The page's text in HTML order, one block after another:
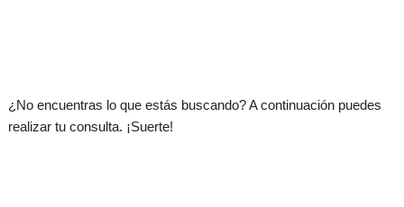
¿No encuentras lo que estás buscando? A continuación puedes
realizar tu consulta. ¡Suerte!